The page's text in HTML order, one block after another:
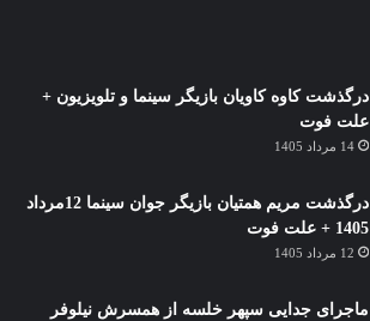
درگذشت کاوه کاویان بازیگر سینما و تلویزیون +
علت فوت
14 مرداد 1405
درگذشت مریم همتیان بازیگر جوان سینما 12مرداد
1405 + علت فوت
12 مرداد 1405
ماجرای جدایی سپهر خلسه از همسرش نیلوفر